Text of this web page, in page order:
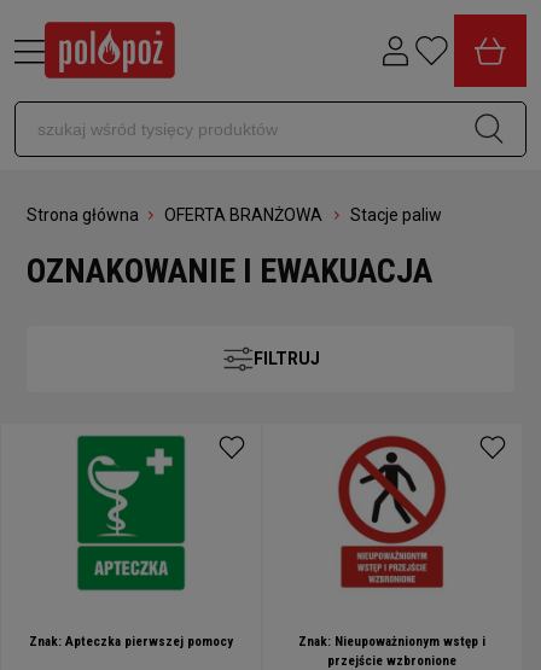
Strona główna OFERTA BRANŻOWA Stacje paliw
OZNAKOWANIE I EWAKUACJA
FILTRUJ
Znak: Apteczka pierwszej pomocy
Znak: Nieupoważnionym wstęp i
przejście wzbronione